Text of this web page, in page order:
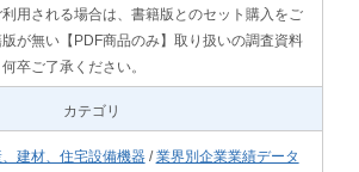
用される場合は、書籍版とのセット購入をご
が無い【PDF商品のみ】取り扱いの調査資料
卒ご了承ください。
カテゴリ
建材、住宅設備機器/業界別企業業績データ